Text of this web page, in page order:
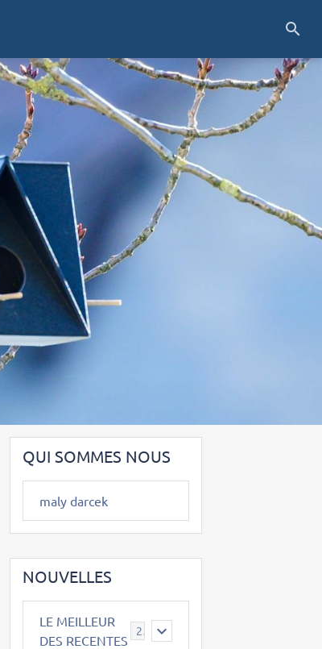
QUI SOMMES NOUS
maly darcek
NOUVELLES
LE MEILLEUR
DES RECENTES
2